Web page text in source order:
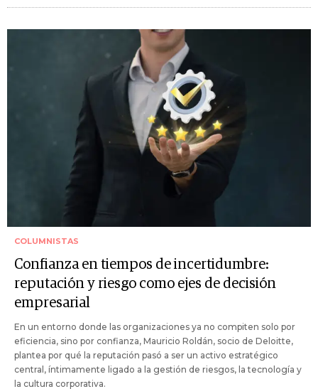
COLUMNISTAS
Confianza en tiempos de incertidumbre:
reputación y riesgo como ejes de decisión
empresarial
En un entorno donde las organizaciones ya no compiten solo por
eficiencia, sino por confianza, Mauricio Roldán, socio de Deloitte,
plantea por qué la reputación pasó a ser un activo estratégico
central, íntimamente ligado a la gestión de riesgos, la tecnología y
la cultura corporativa.